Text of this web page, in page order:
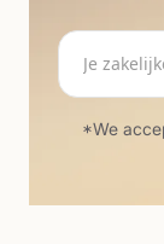
*We